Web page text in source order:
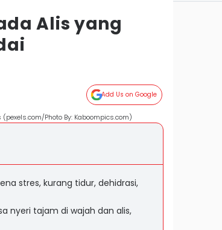
Alis yang
Add Us on Google
Photo By: Kaboompics.com)
stres, kurang tidur, dehidrasi,
nyeri tajam di wajah dan alis,